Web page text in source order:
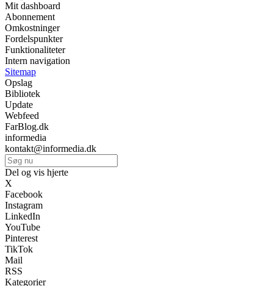
Mit dashboard
Abonnement
Omkostninger
Fordelspunkter
Funktionaliteter
Intern navigation
Sitemap
Opslag
Bibliotek
Update
Webfeed
FarBlog.dk
informedia
kontakt@informedia.dk
Del og vis hjerte
X
Facebook
Instagram
LinkedIn
YouTube
Pinterest
TikTok
Mail
RSS
Kategorier